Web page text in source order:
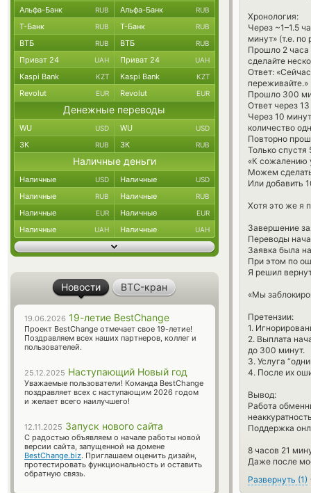
Хронология:
Через ~1–1.5
минут» (т.е.
Прошло 2 часа
сделайте
Ответ:
переживайте.»
Прошло 300
Ответ через
Через 10
количество
Повторно
Только спустя
«К сожалению
Можем
Или добавить
Хотя это же я
Завершение
Переводы
Заявка была
При этом по
Я решил
«Мы
Претензии:
1.
2. Выплата
до 300 минут.
3. Услуга
4. После их
Вывод:
Работа
Поддержка
8 часов 21
Даже после
Развернуть (1)
Альфа-Банк RUB Альфа-Банк RUB
Т-Банк RUB Т-Банк RUB
ВТБ RUB ВТБ RUB
Приват 24 UAH Приват 24 UAH
Kaspi Bank KZT Kaspi Bank KZT
Revolut EUR Revolut EUR
Денежные переводы
WU USD WU USD
ЗК RUB ЗК RUB
Наличные деньги
Наличные USD Наличные USD
Наличные RUB Наличные RUB
Наличные EUR Наличные EUR
Наличные UAH Наличные UAH
Новости BTC-кран
19.06.2026 19-летие BestChange
Проект BestChange отмечает свое 19-летие!
Поздравляем всех наших партнеров, коллег и
пользователей.
25.12.2025 Наступающий Новый год
Уважаемые пользователи! Команда BestChange
поздравляет всех с наступающим 2026 годом
и желает всего наилучшего!
12.11.2025 Запуск нового сайта
С радостью объявляем о начале работы новой
версии сайта, запущенной на домене
BestChange.biz. Приглашаем оценить дизайн,
протестировать функциональность и оставить
обратную связь.